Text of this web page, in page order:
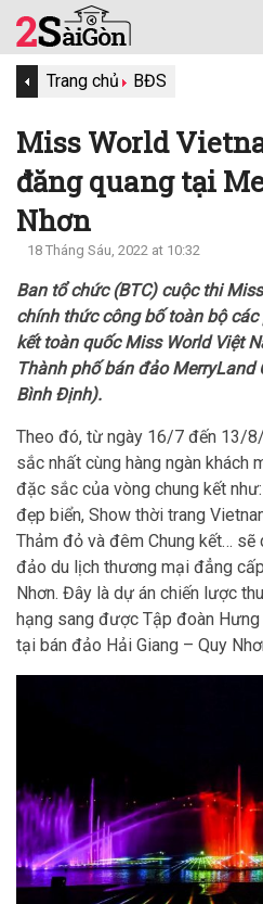
Trang chủ BĐS
Miss World
đăng quang tại
Nhơn
18 Tháng Sáu, 2022 at 10:32
Ban tổ chức (BTC) cuộc thi
chính thức công bố toàn bộ
kết toàn quốc Miss World Việt
Thành phố bán đảo MerryLand
Bình Định).
Theo đó, từ ngày 16/7 đến 13/
sắc nhất cùng hàng ngàn khách
đặc sắc của vòng chung kết
đẹp biển, Show thời trang
Thảm đỏ và đêm Chung kết… sẽ
đảo du lịch thương mại đẳng
Nhơn. Đây là dự án chiến lược
hạng sang được Tập đoàn
tại bán đảo Hải Giang – Quy